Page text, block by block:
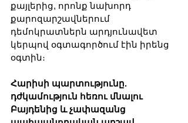
քայլերից, որոնք նախորդ
քարոզարշավներում
դեմոկրատներն արդյունավետ
կերպով օգտագործում էին իրենց
օգտին։
Հարիսի պարտությունը.
դժկամություն հեռու մնալու
Բայդենից և չափազանց